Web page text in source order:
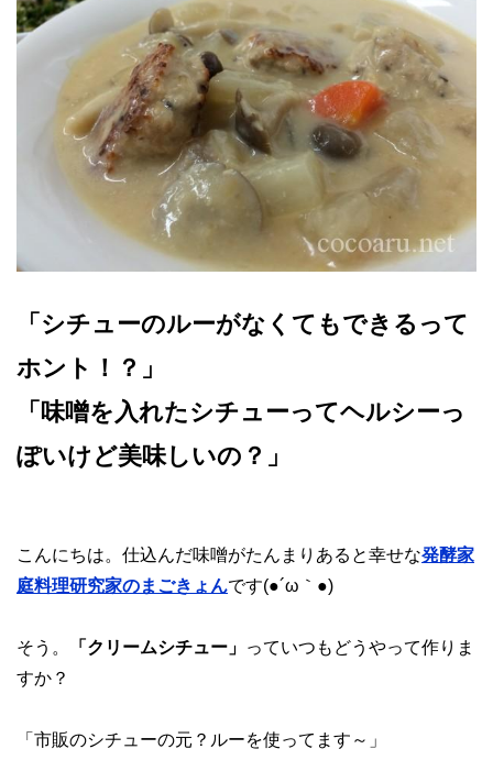
「シチューのルーがなくてもできるって
ホント！？」
「味噌を入れたシチューってヘルシーっ
ぽいけど美味しいの？」
こんにちは。仕込んだ味噌がたんまりあると幸せな発酵家
庭料理研究家のまごきょんです(●´ω｀●)
そう。 「クリームシチュー」 っていつもどうやって作りま
すか？
「市販のシチューの元？ルーを使ってます～」